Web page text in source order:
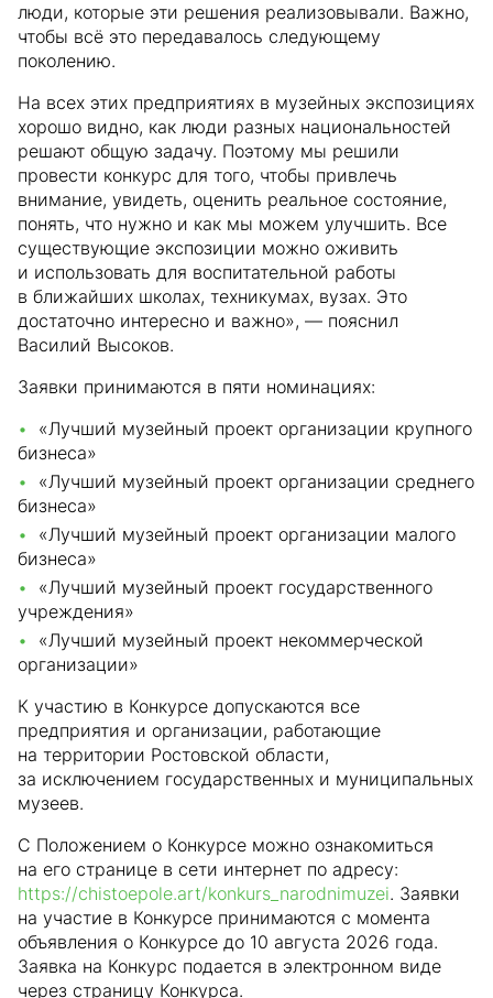
люди, которые эти решения реализовывали. Важно,
чтобы всё это передавалось следующему
поколению.
На всех этих предприятиях в музейных экспозициях
хорошо видно, как люди разных национальностей
решают общую задачу. Поэтому мы решили
провести конкурс для того, чтобы привлечь
внимание, увидеть, оценить реальное состояние,
понять, что нужно и как мы можем улучшить. Все
существующие экспозиции можно оживить
и использовать для воспитательной работы
в ближайших школах, техникумах, вузах. Это
достаточно интересно и важно», — пояснил
Василий Высоков.
Заявки принимаются в пяти номинациях:
«Лучший музейный проект организации крупного
бизнеса»
«Лучший музейный проект организации среднего
бизнеса»
«Лучший музейный проект организации малого
бизнеса»
«Лучший музейный проект государственного
учреждения»
«Лучший музейный проект некоммерческой
организации»
К участию в Конкурсе допускаются все
предприятия и организации, работающие
на территории Ростовской области,
за исключением государственных и муниципальных
музеев.
С Положением о Конкурсе можно ознакомиться
на его странице в сети интернет по адресу:
https://chistoepole.art/konkurs_narodnimuzei. Заявки
на участие в Конкурсе принимаются с момента
объявления о Конкурсе до 10 августа 2026 года.
Заявка на Конкурс подается в электронном виде
через страницу Конкурса.